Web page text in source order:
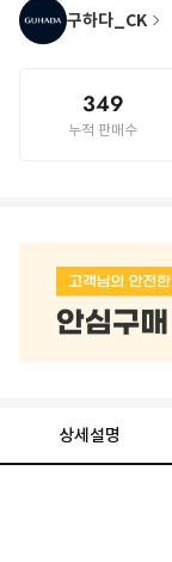
구하다_CK
349
누적 판매수
상세설명